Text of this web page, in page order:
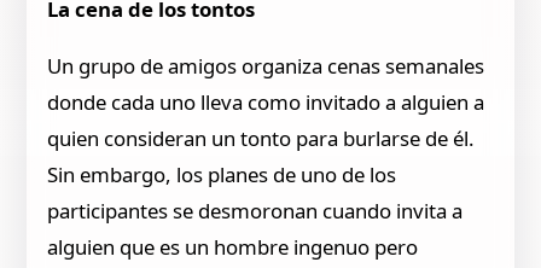
La cena de los tontos
Un grupo de amigos organiza cenas semanales
donde cada uno lleva como invitado a alguien a
quien consideran un tonto para burlarse de él.
Sin embargo, los planes de uno de los
participantes se desmoronan cuando invita a
alguien que es un hombre ingenuo pero